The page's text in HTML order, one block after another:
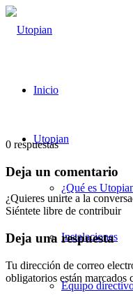
Inicio
Utopian
¿Qué es
Instalaciones
Equipo
0 respuestas
Deja un comentario
¿Quieres unirte a la
Siéntete libre de contribuir
Deja una respuesta
Tu dirección de correo
obligatorios están marcados